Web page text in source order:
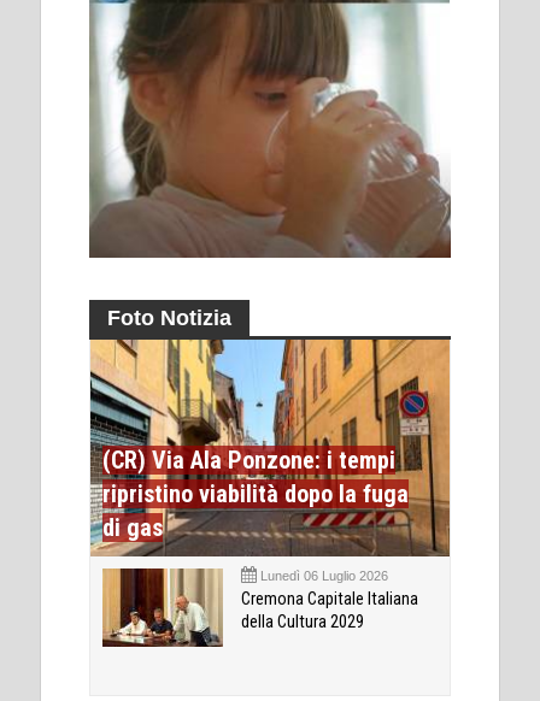
Foto Notizia
(CR) Via Ala Ponzone: i tempi
ripristino viabilità dopo la fuga
di gas
Lunedì 06 Luglio 2026
Cremona Capitale Italiana
della Cultura 2029